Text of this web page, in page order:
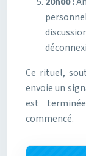
Ce rituel,
envoie un
est
commencé.